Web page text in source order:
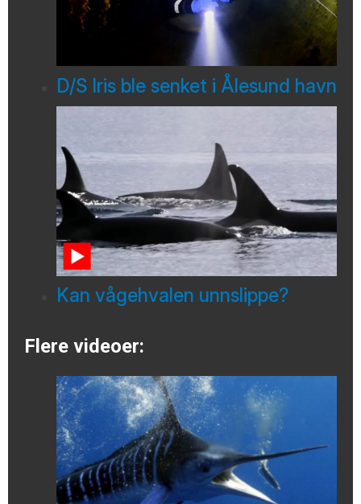
D/S Iris ble senket i Ålesund havn
Kan vågehvalen unnslippe?
Flere videoer: